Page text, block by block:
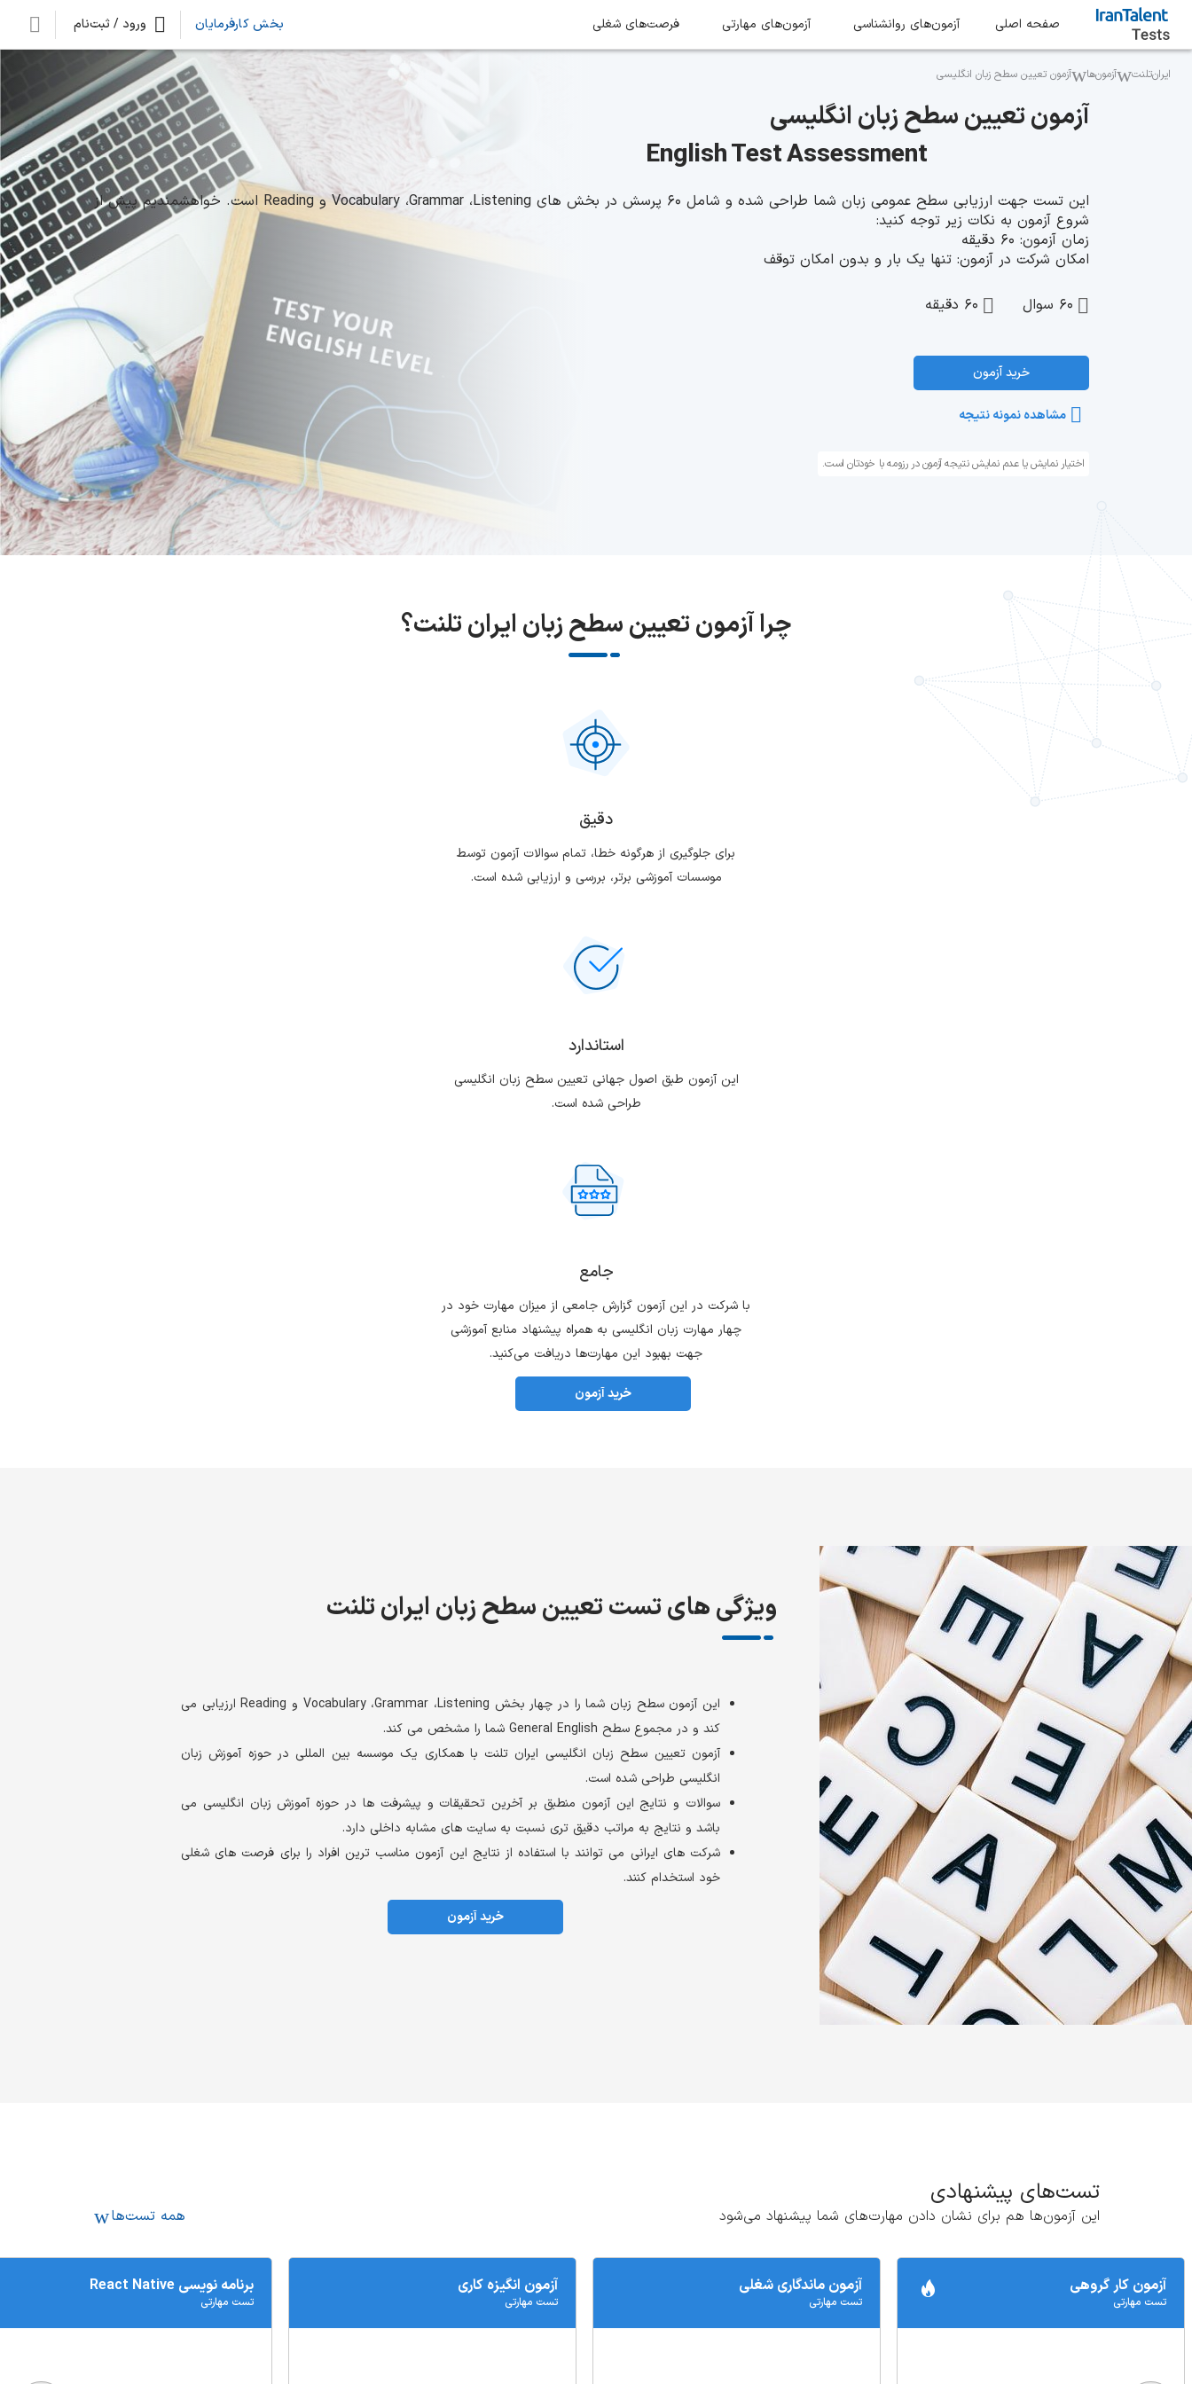
صفحه اصلی آزمون‌های‌ روانشناسی آزمون‌های‌ مهارتی فرصت‌های شغلی بخش کارفرمایان ورود / ثبت‌نام
ایران‌تلنت آزمون‌ها آزمون تعیین سطح زبان انگلیسی
آزمون تعیین سطح زبان انگلیسی
English Test Assessment
این تست جهت ارزیابی سطح عمومی زبان شما طراحی شده و شامل 60 پرسش در بخش های Vocabulary ،Grammar ،Listening و Reading است. خواهشمندیم پیش از
شروع آزمون به نکات زیر توجه کنید:
زمان آزمون: ۶۰ دقیقه
امکان شرکت در آزمون: تنها یک بار و بدون امکان توقف
60 سوال 60 دقیقه
خرید آزمون
مشاهده نمونه نتیجه
اختیار نمایش یا عدم نمایش نتیجه آزمون در رزومه با خودتان است.
چرا آزمون تعیین سطح زبان ایران تلنت؟
دقیق
برای جلوگیری از هرگونه خطا، تمام سوالات آزمون توسط
موسسات آموزشی برتر، بررسی و ارزیابی شده است.
استاندارد
این آزمون طبق اصول جهانی تعیین سطح زبان انگلیسی
طراحی شده است.
جامع
با شرکت در این آزمون گزارش جامعی از میزان مهارت خود در
چهار مهارت زبان انگلیسی به همراه پیشنهاد منابع آموزشی
جهت بهبود این مهارت‌ها دریافت می‌کنید.
خرید آزمون
ویژگی های تست تعیین سطح زبان ایران تلنت
این آزمون سطح زبان شما را در چهار بخش Vocabulary ،Grammar ،Listening و Reading ارزیابی می
کند و در مجموع سطح General English شما را مشخص می کند.
آزمون تعیین سطح زبان انگلیسی ایران تلنت با همکاری یک موسسه بین المللی در حوزه آموزش زبان
انگلیسی طراحی شده است.
سوالات و نتایج این آزمون منطبق بر آخرین تحقیقات و پیشرفت ها در حوزه آموزش زبان انگلیسی می
باشد و نتایج به مراتب دقیق تری نسبت به سایت های مشابه داخلی دارد.
شرکت های ایرانی می توانند با استفاده از نتایج این آزمون مناسب ترین افراد را برای فرصت های شغلی
خود استخدام کنند.
خرید آزمون
تست‌های پیشنهادی
این آزمون‌ها هم برای نشان دادن مهارت‌های شما پیشنهاد می‌شود همه تست‌ها
آزمون کار گروهی
تست‌ مهارتی
آزمون ماندگاری شغلی
تست‌ مهارتی
آزمون انگیزه کاری
تست‌ مهارتی
برنامه نویسی React Native
تست‌ مهارتی